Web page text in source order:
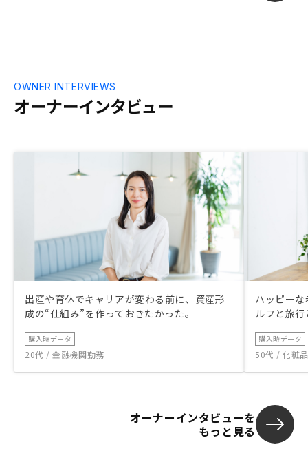
オーナーインタビュー
OWNER INTERVIEWS
出産や育休でキャリアが変わる前に、資産形
成の“仕組み”を作っておきたかった。
購入時データ
20代 / 金融機関勤務
ハッピー
ルフと旅
購入時データ
50代 / 化粧
オーナーインタビューを
もっと見る